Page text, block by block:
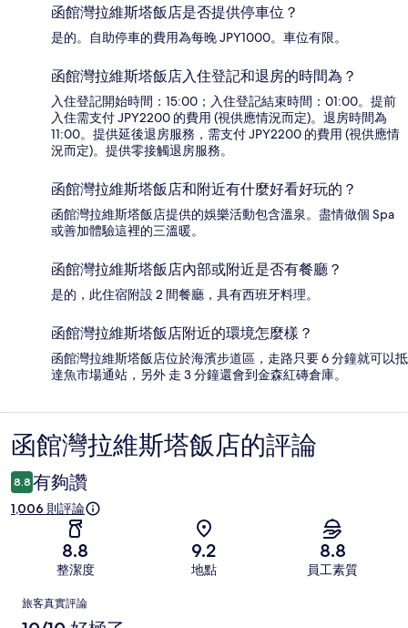
函館灣拉維斯塔飯店是否提供停車位？
是的。自助停車的費用為每晚 JPY1000。車位有限。
函館灣拉維斯塔飯店入住登記和退房的時間為？
入住登記開始時間：15:00；入住登記結束時間：01:00。提前
入住需支付 JPY2200 的費用 (視供應情況而定)。退房時間為
11:00。提供延後退房服務，需支付 JPY2200 的費用 (視供應情
況而定)。提供零接觸退房服務。
函館灣拉維斯塔飯店和附近有什麼好看好玩的？
函館灣拉維斯塔飯店提供的娛樂活動包含溫泉。盡情做個 Spa
或善加體驗這裡的三溫暖。
函館灣拉維斯塔飯店內部或附近是否有餐廳？
是的，此住宿附設 2 間餐廳，具有西班牙料理。
函館灣拉維斯塔飯店附近的環境怎麼樣？
函館灣拉維斯塔飯店位於海濱步道區，走路只要 6 分鐘就可以抵
達魚市場通站，另外 走 3 分鐘還會到金森紅磚倉庫。
評
論
函館灣拉維斯塔飯店的評論
8.8 有夠讚
1,006 則評論
8.8
整潔度
9.2
地點
8.8
員工素質
評
旅客真實評論